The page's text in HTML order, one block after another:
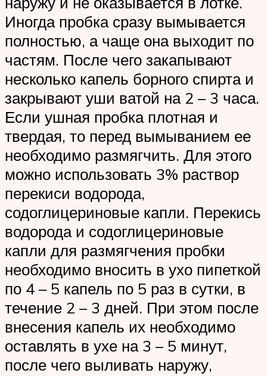
Иногда пробка сразу вымывается
полностью, а чаще она выходит по
частям. После чего закапывают
несколько капель борного спирта и
закрывают уши ватой на 2 – 3 часа.
Если ушная пробка плотная и
твердая, то перед вымыванием ее
необходимо размягчить. Для этого
можно использовать 3% раствор
перекиси водорода,
содоглицериновые капли. Перекись
водорода и содоглицериновые
капли для размягчения пробки
необходимо вносить в ухо пипеткой
по 4 – 5 капель по 5 раз в сутки, в
течение 2 – 3 дней. При этом после
внесения капель их необходимо
оставлять в ухе на 3 – 5 минут,
после чего выливать наружу,